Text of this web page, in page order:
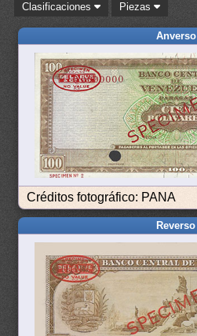
Clasificaciones
Piezas
Anverso
Créditos fotográfico: PANA
Reverso